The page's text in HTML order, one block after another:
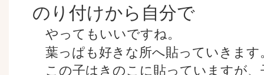
のり付けから自分で
やってもいいですね。
葉っぱも好きな所へ貼っていきます
この子はきのこに貼っていますが